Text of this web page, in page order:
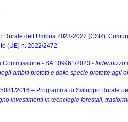
Rurale dell’Umbria 2023-2027 (CSR).
(UE) n. 2022/2472
Commissione - SA 109961/2023 - Indennizzo
ambiti protetti e dalle specie protette agli
2016 – Programma di Sviluppo Rurale
investimenti in tecnologie forestali,